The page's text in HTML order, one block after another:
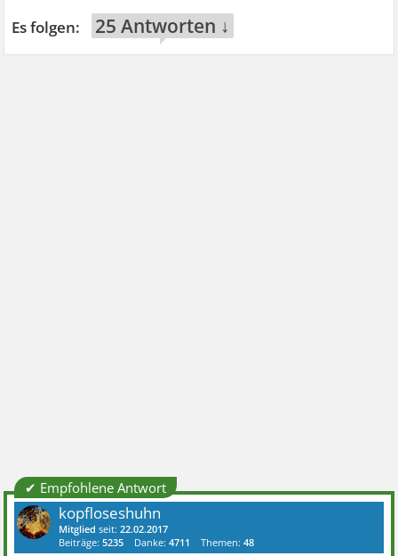
25 Antworten ↓
✔ Empfohlene Antwort
kopfloseshuhn
Mitglied seit:22.02.2017
Beiträge:5235 Danke:4711 Themen:48